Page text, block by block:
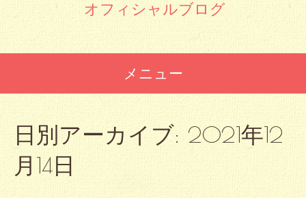
オフィシャルブログ
メニュー
日別アーカイブ: 2021年12
月14日